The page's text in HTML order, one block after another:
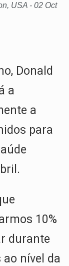
USA - 02 Oct
Donald
a
a
para
10%
durante
nível da